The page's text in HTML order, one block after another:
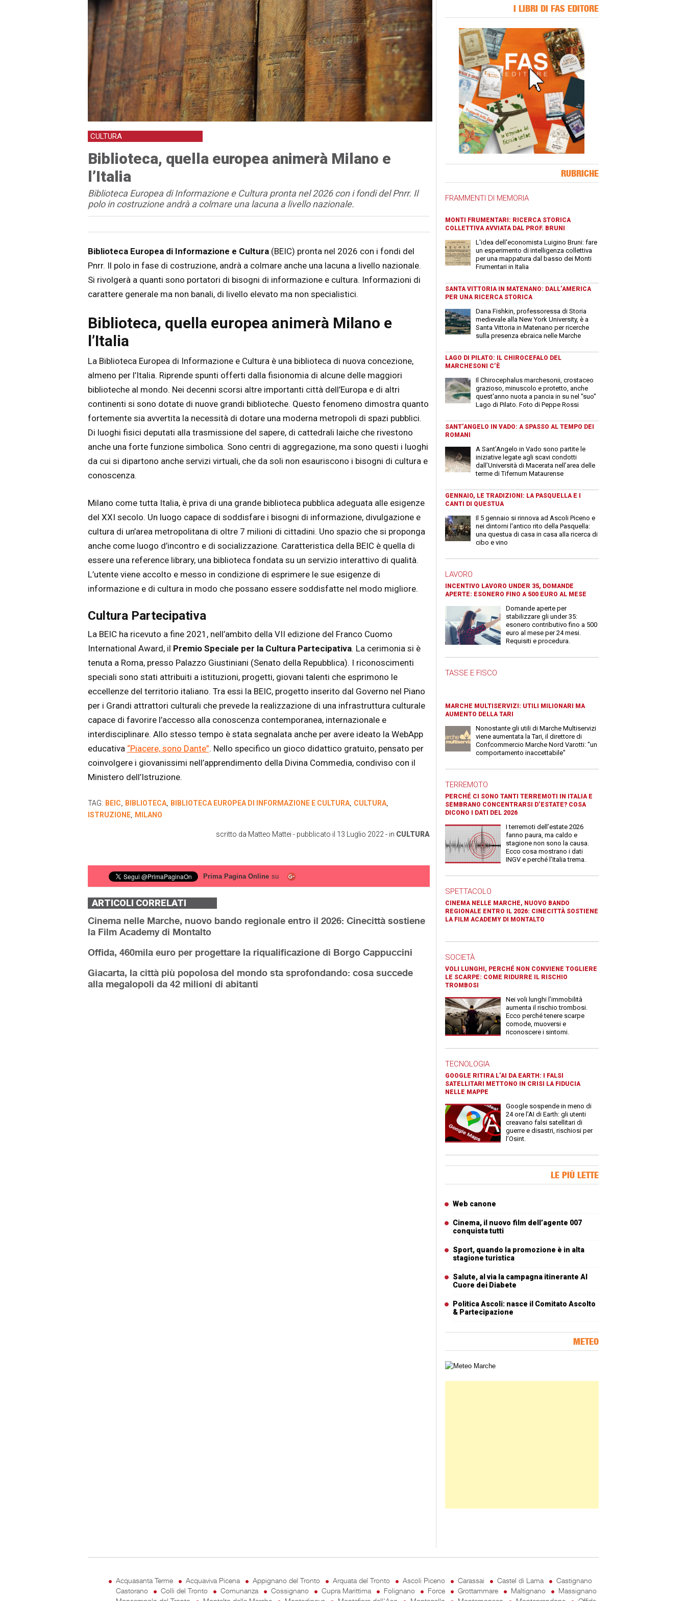
CULTURA
Biblioteca, quella europea animerà Milano e
l’Italia
Biblioteca Europea di Informazione e Cultura pronta nel 2026 con i fondi del Pnrr. Il
polo in costruzione andrà a colmare una lacuna a livello nazionale.
Articolo
Testo articolo principale
Biblioteca Europea di Informazione e Cultura(BEIC) pronta nel 2026 con i fondi del
Pnrr. Il polo in fase di costruzione, andrà a colmare anche una lacuna a livello nazionale.
Si rivolgerà a quanti sono portatori di bisogni di informazione e cultura. Informazioni di
carattere generale ma non banali, di livello elevato ma non specialistici.
Biblioteca, quella europea animerà Milano e
l’Italia
La Biblioteca Europea di Informazione e Cultura è una biblioteca di nuova concezione,
almeno per l’Italia. Riprende spunti offerti dalla fisionomia di alcune delle maggiori
biblioteche al mondo. Nei decenni scorsi altre importanti città dell’Europa e di altri
continenti si sono dotate di nuove grandi biblioteche. Questo fenomeno dimostra quanto
fortemente sia avvertita la necessità di dotare una moderna metropoli di spazi pubblici.
Di luoghi fisici deputati alla trasmissione del sapere, di cattedrali laiche che rivestono
anche una forte funzione simbolica. Sono centri di aggregazione, ma sono questi i luoghi
da cui si dipartono anche servizi virtuali, che da soli non esauriscono i bisogni di cultura e
conoscenza.
Milano come tutta Italia, è priva di una grande biblioteca pubblica adeguata alle esigenze
del XXI secolo. Un luogo capace di soddisfare i bisogni di informazione, divulgazione e
cultura di un’area metropolitana di oltre 7 milioni di cittadini. Uno spazio che si proponga
anche come luogo d’incontro e di socializzazione. Caratteristica della BEIC è quella di
essere una reference library, una biblioteca fondata su un servizio interattivo di qualità.
L’utente viene accolto e messo in condizione di esprimere le sue esigenze di
informazione e di cultura in modo che possano essere soddisfatte nel modo migliore.
Cultura Partecipativa
La BEIC ha ricevuto a fine 2021, nell’ambito della VII edizione del Franco Cuomo
International Award, il Premio Speciale per la Cultura Partecipativa. La cerimonia si è
tenuta a Roma, presso Palazzo Giustiniani (Senato della Repubblica). I riconoscimenti
speciali sono stati attribuiti a istituzioni, progetti, giovani talenti che esprimono le
eccellenze del territorio italiano. Tra essi la BEIC, progetto inserito dal Governo nel Piano
per i Grandi attrattori culturali che prevede la realizzazione di una infrastruttura culturale
capace di favorire l’accesso alla conoscenza contemporanea, internazionale e
interdisciplinare. Allo stesso tempo è stata segnalata anche per avere ideato la WebApp
educativa “Piacere, sono Dante”. Nello specifico un gioco didattico gratuito, pensato per
coinvolgere i giovanissimi nell’apprendimento della Divina Commedia, condiviso con il
Ministero dell’Istruzione.
TAG: BEIC BIBLIOTECA, BIBLIOTECA EUROPEA DI INFORMAZIONE E CULTURA, CULTURA,
ISTRUZIONE, MILANO
scritto da Matteo Mattei - pubblicato il 13 Luglio 2022 - in CULTURA
Prima Pagina Online su
ARTICOLI CORRELATI
Cinema nelle Marche, nuovo bando regionale entro il 2026: Cinecittà sostiene
la Film Academy di Montalto
Offida, 460mila euro per progettare la riqualificazione di Borgo Cappuccini
Giacarta, la città più popolosa del mondo sta sprofondando: cosa succede
alla megalopoli da 42 milioni di abitanti
I LIBRI DI FAS EDITORE
RUBRICHE
FRAMMENTI DI MEMORIA
MONTI FRUMENTARI: RICERCA STORICA
COLLETTIVA AVVIATA DAL PROF. BRUNI
L'idea dell'economista Luigino Bruni: fare
un esperimento di intelligenza collettiva
per una mappatura dal basso dei Monti
Frumentari in Italia
SANTA VITTORIA IN MATENANO: DALL’AMERICA
PER UNA RICERCA STORICA
Dana Fishkin, professoressa di Storia
medievale alla New York University, è a
Santa Vittoria in Matenano per ricerche
sulla presenza ebraica nelle Marche
LAGO DI PILATO: IL CHIROCEFALO DEL
MARCHESONI C’È
Il Chirocephalus marchesonii, crostaceo
grazioso, minuscolo e protetto, anche
quest'anno nuota a pancia in su nel "suo"
Lago di Pilato. Foto di Peppe Rossi
SANT’ANGELO IN VADO: A SPASSO AL TEMPO DEI
ROMANI
A Sant’Angelo in Vado sono partite le
iniziative legate agli scavi condotti
dall’Università di Macerata nell’area delle
terme di Tifernum Mataurense
GENNAIO, LE TRADIZIONI: LA PASQUELLA E I
CANTI DI QUESTUA
Il 5 gennaio si rinnova ad Ascoli Piceno e
nei dintorni l'antico rito della Pasquella:
una questua di casa in casa alla ricerca di
cibo e vino
LAVORO
INCENTIVO LAVORO UNDER 35, DOMANDE
APERTE: ESONERO FINO A 500 EURO AL MESE
Domande aperte per
stabilizzare gli under 35:
esonero contributivo fino a 500
euro al mese per 24 mesi.
Requisiti e procedura.
TASSE E FISCO
MARCHE MULTISERVIZI: UTILI MILIONARI MA
AUMENTO DELLA TARI
Nonostante gli utili di Marche Multiservizi
viene aumentata la Tari, il direttore di
Confcommercio Marche Nord Varotti: "un
comportamento inaccettabile"
TERREMOTO
PERCHÉ CI SONO TANTI TERREMOTI IN ITALIA E
SEMBRANO CONCENTRARSI D’ESTATE? COSA
DICONO I DATI DEL 2026
I terremoti dell’estate 2026
fanno paura, ma caldo e
stagione non sono la causa.
Ecco cosa mostrano i dati
INGV e perché l’Italia trema.
SPETTACOLO
CINEMA NELLE MARCHE, NUOVO BANDO
REGIONALE ENTRO IL 2026: CINECITTÀ SOSTIENE
LA FILM ACADEMY DI MONTALTO
SOCIETÀ
VOLI LUNGHI, PERCHÉ NON CONVIENE TOGLIERE
LE SCARPE: COME RIDURRE IL RISCHIO
TROMBOSI
Nei voli lunghi l’immobilità
aumenta il rischio trombosi.
Ecco perché tenere scarpe
comode, muoversi e
riconoscere i sintomi.
TECNOLOGIA
GOOGLE RITIRA L’AI DA EARTH: I FALSI
SATELLITARI METTONO IN CRISI LA FIDUCIA
NELLE MAPPE
Google sospende in meno di
24 ore l’AI di Earth: gli utenti
creavano falsi satellitari di
guerre e disastri, rischiosi per
l’Osint.
LE PIÙ LETTE
Web canone
Cinema, il nuovo film dell’agente 007
conquista tutti
Sport, quando la promozione è in alta
stagione turistica
Salute, al via la campagna itinerante Al
Cuore dei Diabete
Politica Ascoli: nasce il Comitato Ascolto
& Partecipazione
METEO
Carta meteorologica delle Marche
Acquasanta Terme Acquaviva Picena Appignano del Tronto Arquata del Tronto Ascoli Piceno Carassai Castel di Lama
Castignano
Castorano
Colli del Tronto Comunanza Cossignano Cupra Marittima Folignano Force Grottammare Maltignano
Massignano